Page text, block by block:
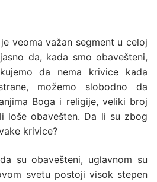
veoma važan segment u celoj
da, kada smo obavešteni,
da nema krivice kada
možemo slobodno da
Boga i religije, veliki broj
loše obavešten. Da li su zbog
krivice?
su obavešteni, uglavnom su
svetu postoji visok stepen